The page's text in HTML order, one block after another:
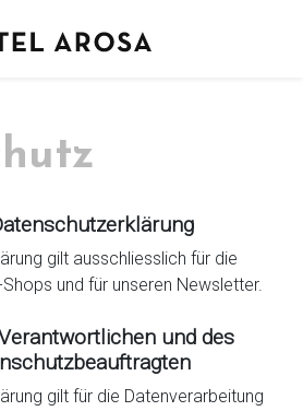
gilt ausschliesslich für die
und für unseren Newsletter.
und des
gilt für die Datenverarbeitung